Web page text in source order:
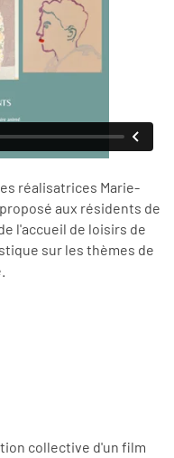
réalisatrices Marie-
aux résidents de
l'accueil de loisirs de
sur les thèmes de
collective d'un film